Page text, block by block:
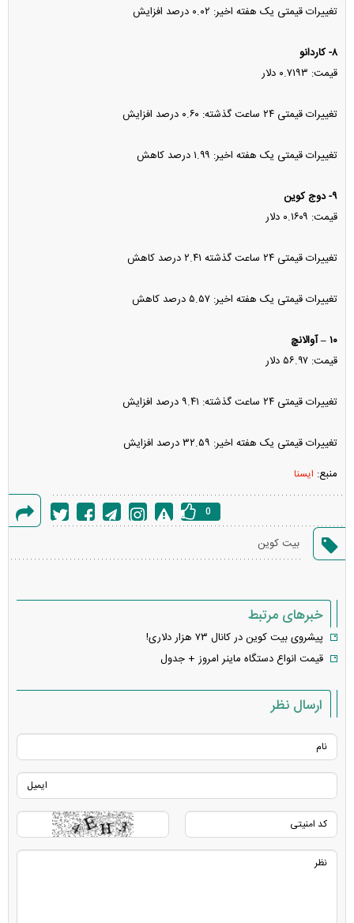
تغییرات قیمتی یک هفته اخیر: ۰.۰۲ درصد افزایش
۸- کاردانو
قیمت: ۰.۷۱۹۳ دلار
تغییرات قیمتی ۲۴ ساعت گذشته: ۰.۶۰ درصد افزایش
تغییرات قیمتی یک هفته اخیر: ۱.۹۹ درصد کاهش
۹- دوج کوین
قیمت: ۰.۱۶۰۹ دلار
تغییرات قیمتی ۲۴ ساعت گذشته ۲.۴۱ درصد کاهش
تغییرات قیمتی یک هفته اخیر: ۵.۵۷ درصد کاهش
۱۰ – آوالانچ
قیمت: ۵۶.۹۷ دلار
تغییرات قیمتی ۲۴ ساعت گذشته: ۹.۴۱ درصد افزایش
تغییرات قیمتی یک هفته اخیر: ۳۲.۵۹ درصد افزایش
منبع: ایسنا
خطا
0
بیت کوین
خبرهای مرتبط
پیشروی بیت کوین در کانال ۷۳ هزار دلاری!
قیمت انواع دستگاه ماینر امروز + جدول
ارسال نظر